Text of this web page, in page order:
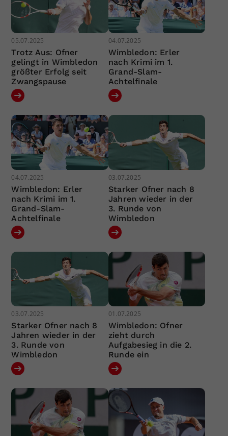
05.07.2025
Trotz Aus: Ofner
gelingt in Wimbledon
größter Erfolg seit
Zwangspause
04.07.2025
Wimbledon: Erler
nach Krimi im 1.
Grand-Slam-
Achtelfinale
04.07.2025
Wimbledon: Erler
nach Krimi im 1.
Grand-Slam-
Achtelfinale
03.07.2025
Starker Ofner nach 8
Jahren wieder in der
3. Runde von
Wimbledon
03.07.2025
Starker Ofner nach 8
Jahren wieder in der
3. Runde von
Wimbledon
01.07.2025
Wimbledon: Ofner
zieht durch
Aufgabesieg in die 2.
Runde ein